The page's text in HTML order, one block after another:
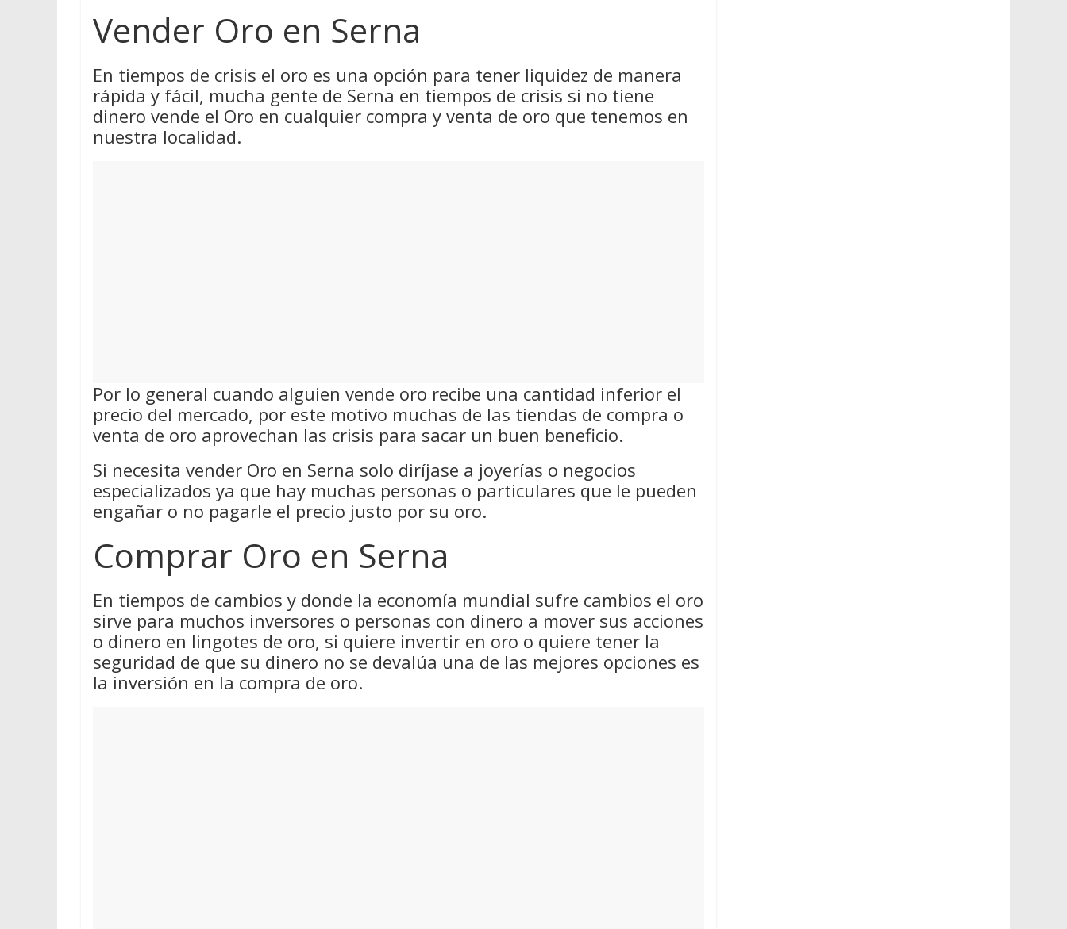
Vender Oro en Serna
En tiempos de crisis el oro es una opción para tener liquidez de manera
rápida y fácil, mucha gente de Serna en tiempos de crisis si no tiene
dinero vende el Oro en cualquier compra y venta de oro que tenemos en
nuestra localidad.
Por lo general cuando alguien vende oro recibe una cantidad inferior el
precio del mercado, por este motivo muchas de las tiendas de compra o
venta de oro aprovechan las crisis para sacar un buen beneficio.
Si necesita vender Oro en Serna solo diríjase a joyerías o negocios
especializados ya que hay muchas personas o particulares que le pueden
engañar o no pagarle el precio justo por su oro.
Comprar Oro en Serna
En tiempos de cambios y donde la economía mundial sufre cambios el oro
sirve para muchos inversores o personas con dinero a mover sus acciones
o dinero en lingotes de oro, si quiere invertir en oro o quiere tener la
seguridad de que su dinero no se devalúa una de las mejores opciones es
la inversión en la compra de oro.